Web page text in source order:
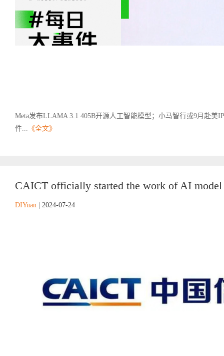
Meta发布LLAMA 3.1 405B开源人工智能模型；小马智行或9月赴美
件... 《全文》
CAICT officially started the work of AI model
DIYuan 2024-07-24